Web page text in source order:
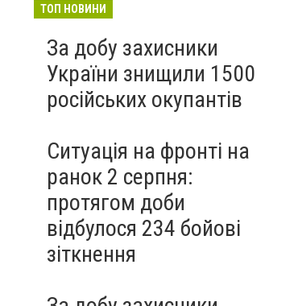
ТОП НОВИНИ
За добу захисники
України знищили 1500
російських окупантів
Ситуація на фронті на
ранок 2 серпня:
протягом доби
відбулося 234 бойові
зіткнення